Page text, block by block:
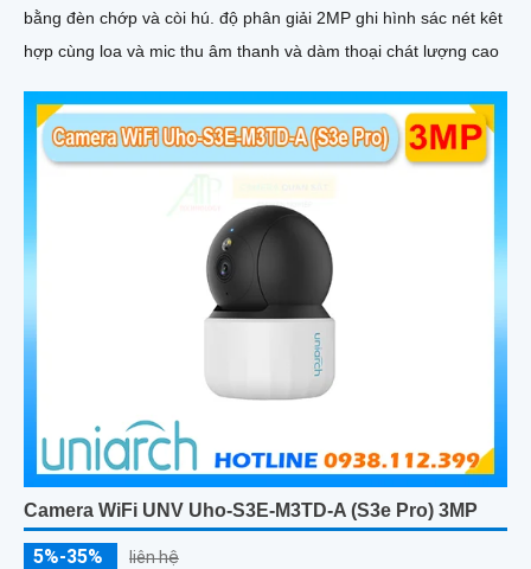
bằng đèn chớp và còi hú. độ phân giải 2MP ghi hình sác nét kêt
hợp cùng loa và mic thu âm thanh và dàm thoại chát lượng cao
Camera WiFi UNV Uho-S3E-M3TD-A (S3e Pro) 3MP
5%-35% liên hệ